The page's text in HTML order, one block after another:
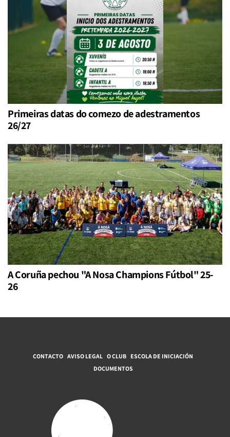
Primeiras datas do comezo de adestramentos
26/27
A Coruña pechou "A Nosa Champions Fútbol" 25-
26
CONTACTO AVISO LEGAL O CLUB ESCOLA DE INICIACIÓN
DOCUMENTOS